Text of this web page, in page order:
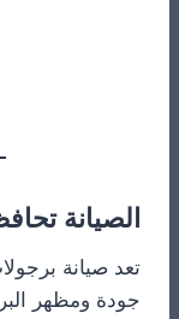
الصيانة
تعد صيانة
جودة ومظهر